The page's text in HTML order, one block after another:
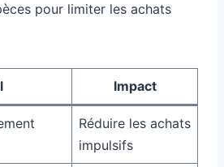
pour limiter les achats
Impact
Réduire les achats
impulsifs